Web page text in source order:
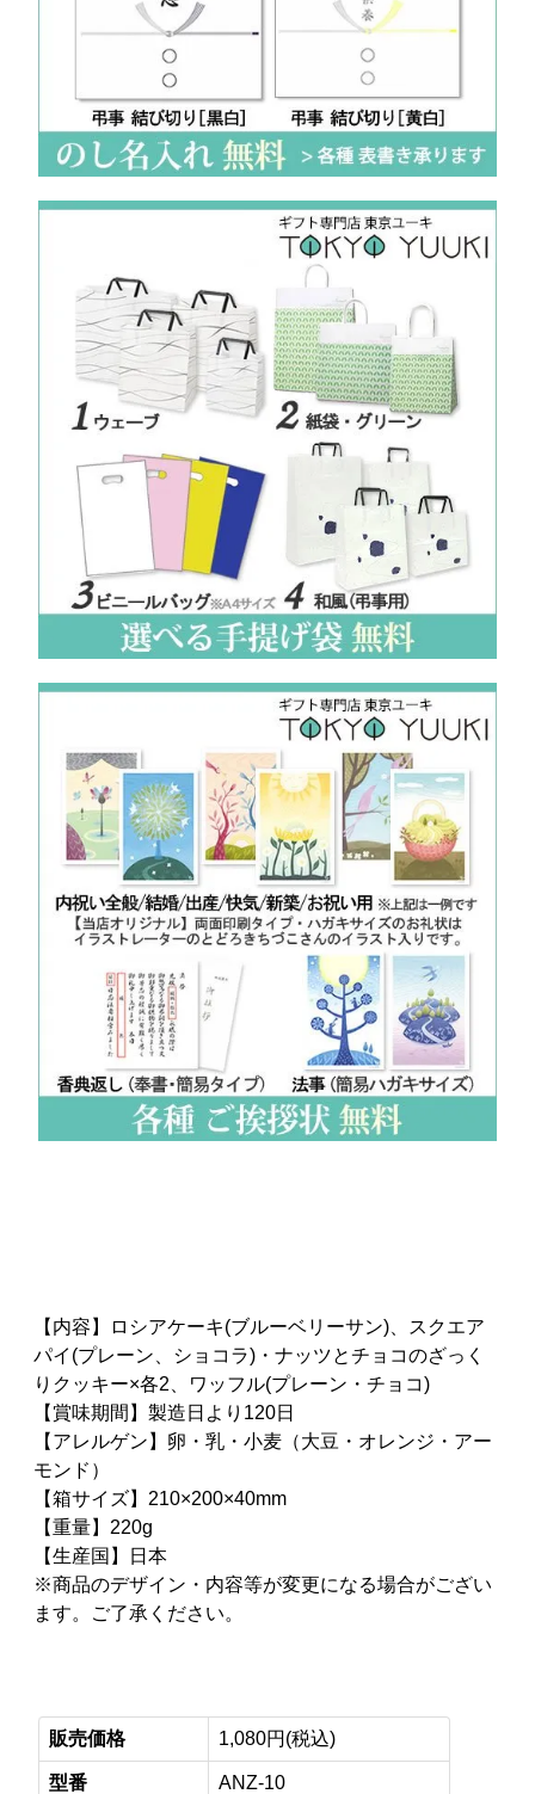
【内容】ロシアケーキ(ブルーベリーサン)、スクエア
パイ(プレーン、ショコラ)・ナッツとチョコのざっく
りクッキー×各2、ワッフル(プレーン・チョコ)
【賞味期間】製造日より120日
【アレルゲン】卵・乳・小麦（大豆・オレンジ・アー
モンド）
【箱サイズ】210×200×40mm
【重量】220g
【生産国】日本
※商品のデザイン・内容等が変更になる場合がござい
ます。ご了承ください。
販売価格 1,080円(税込)
型番 ANZ-10